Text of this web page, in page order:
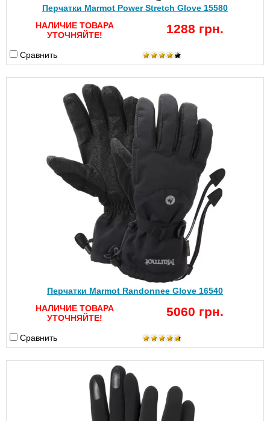
Перчатки Marmot Power Stretch Glove 15580
НАЛИЧИЕ ТОВАРА
УТОЧНЯЙТЕ!
1288 грн.
Сравнить
Перчатки Marmot Randonnee Glove 16540
НАЛИЧИЕ ТОВАРА
УТОЧНЯЙТЕ!
5060 грн.
Сравнить